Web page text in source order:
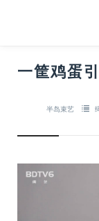
一筐鸡蛋
半岛束艺